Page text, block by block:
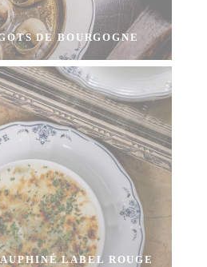
DE BOURGOGNE
LABEL ROUGE